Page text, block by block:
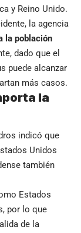
y Reino Unido.
la agencia
la población
dado que el
puede alcanzar
más casos.
la
indicó que
Unidos
también
Estados
por lo que
de la